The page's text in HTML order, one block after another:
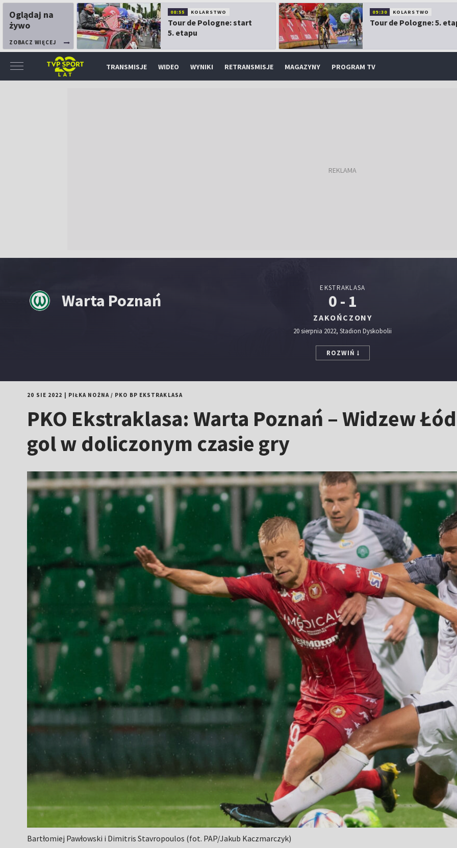
Oglądaj na
żywo
ZOBACZ WIĘCEJ
08:55 KOLARSTWO
Tour de Pologne: start
5. etapu
09:30 KOLARSTWO
Tour de Pologne: 5.
TRANSMISJE WIDEO WYNIKI RETRANSMISJE MAGAZYNY PROGRAM TV
Warta Poznań
EKSTRAKLASA
0 - 1
ZAKOŃCZONY
20 sierpnia 2022, Stadion Dyskobolii
ROZWIŃ
20 SIE 2022 PIŁKA NOŻNA/ PKO BP EKSTRAKLASA
PKO Ekstraklasa: Warta Poznań – Widzew
gol w doliczonym czasie gry
Bartłomiej Pawłowski i Dimitris Stavropoulos (fot. PAP/Jakub Kaczmarczyk)